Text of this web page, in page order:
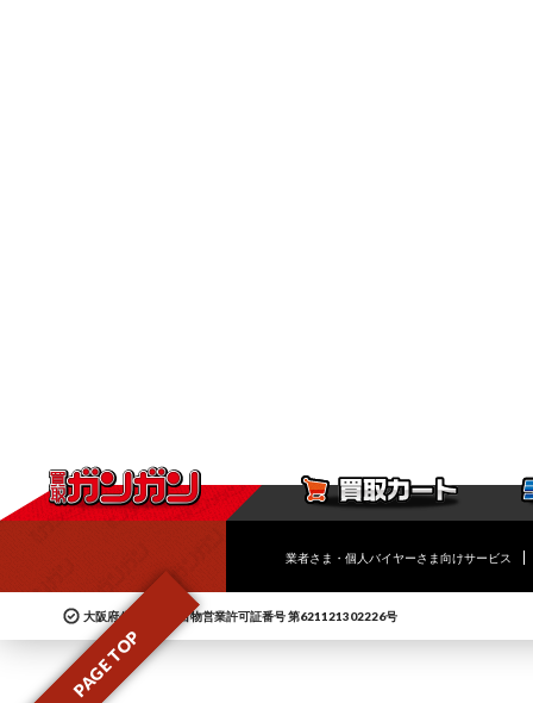
業者さま・個人バイヤーさま向けサービス
大阪府公安委員会古物営業許可証番号 第621121302226号
PAGE TOP